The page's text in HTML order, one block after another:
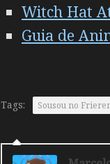
Witch Hat
Guia de
Tags: Sousou no